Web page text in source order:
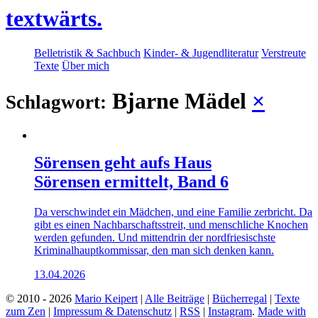
textwärts.
Belletristik & Sachbuch Kinder- & Jugendliteratur Verstreute
Texte Über mich
Schlagwort: Bjarne Mädel ×
Sörensen geht aufs Haus
Sörensen ermittelt, Band 6
Da verschwindet ein Mädchen, und eine Familie zerbricht. Da
gibt es einen Nachbarschaftsstreit, und menschliche Knochen
werden gefunden. Und mittendrin der nordfriesischste
Kriminalhauptkommissar, den man sich denken kann.
13.04.2026
© 2010 - 2026 Mario Keipert | Alle Beiträge | Bücherregal | Texte
zum Zen | Impressum & Datenschutz | RSS | Instagram. Made with